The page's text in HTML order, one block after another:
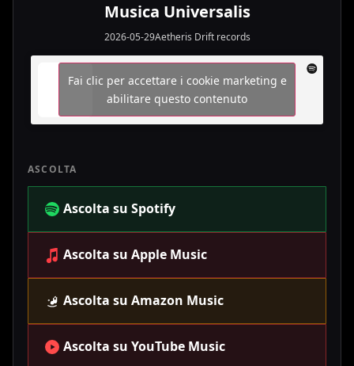
Musica Universalis
2026-05-29Aetheris Drift records
Fai clic per accettare i cookie marketing e
abilitare questo contenuto
ASCOLTA
Ascolta su Spotify
Ascolta su Apple Music
Ascolta su Amazon Music
Ascolta su YouTube Music